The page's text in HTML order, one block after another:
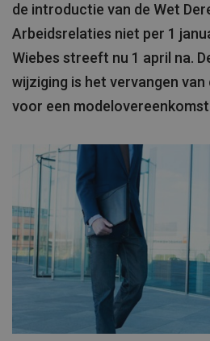
de introductie van de Wet
Arbeidsrelaties niet per 1
Wiebes streeft nu 1 april na.
wijziging is het vervangen van
voor een